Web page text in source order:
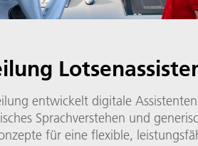
entwickelt digitale
Sprachverstehen und
für eine flexible,